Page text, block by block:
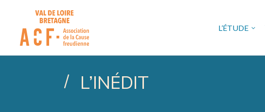
ASSOCIATION DE LA CAUSE
L’ÉTUDE
L’INÉDIT